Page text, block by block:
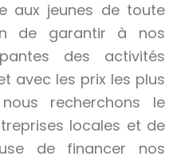
aux jeunes de toute
de garantir à nos
des activités
avec les prix les plus
recherchons le
locales et de
de financer nos